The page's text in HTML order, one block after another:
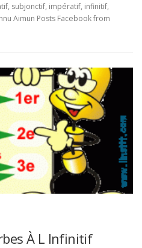
subjonctif, impératif, infinitif,
Aimun Posts Facebook from
À L Infinitif